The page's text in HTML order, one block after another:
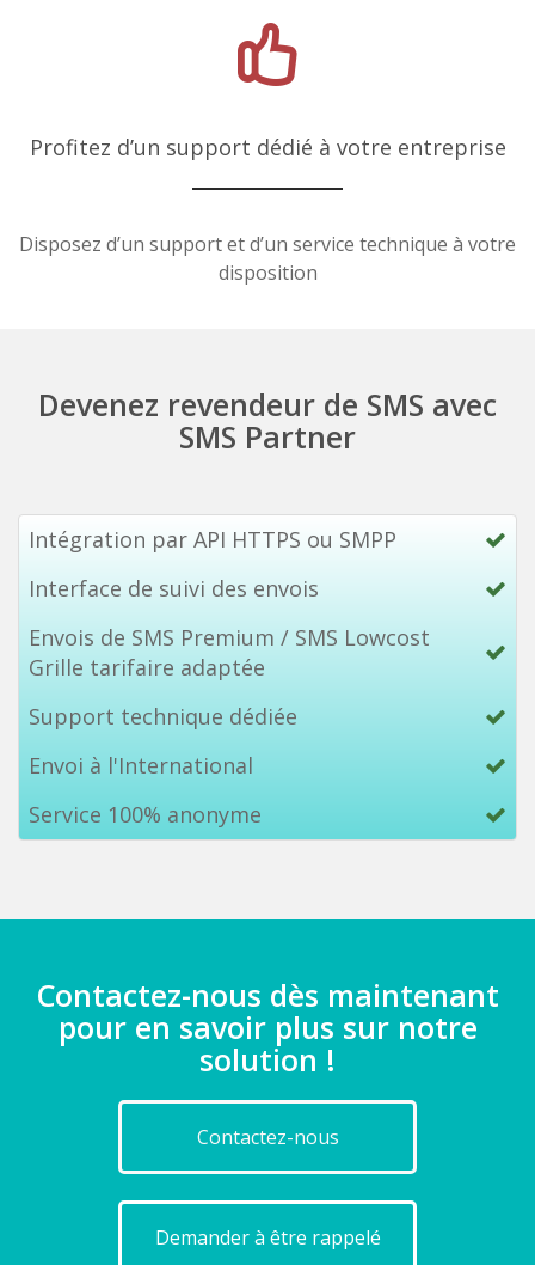
Profitez d’un support dédié à votre entreprise
Disposez d’un support et d’un service technique à votre
disposition
Devenez revendeur de SMS avec
SMS Partner
Intégration par API HTTPS ou SMPP
Interface de suivi des envois
Envois de SMS Premium / SMS Lowcost
Grille tarifaire adaptée
Support technique dédiée
Envoi à l'International
Service 100% anonyme
Contactez-nous dès maintenant
pour en savoir plus sur notre
solution !
Contactez-nous
Demander à être rappelé